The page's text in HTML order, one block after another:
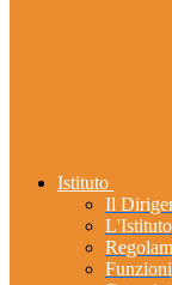
Istituto
Il
L'Istituto